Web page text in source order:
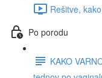
Rešitve,
Po porodu
KAKO